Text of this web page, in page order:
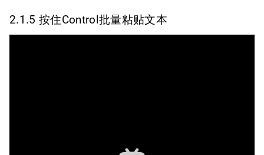
2.1.5 按住Control批量粘贴文本